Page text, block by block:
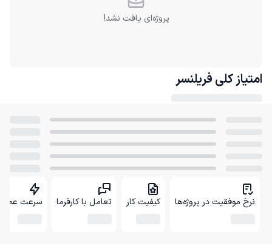
پروژه‌ای یافت نشد!
امتیاز کلی فریلنسر
نرخ موفقیت در پروژه‌ها کیفیت کار تعامل با کارفرما سرعت عمل